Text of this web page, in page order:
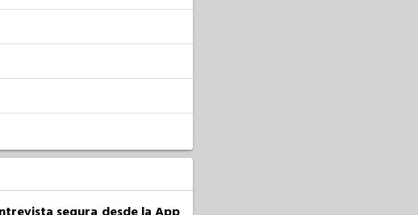
segura desde la App